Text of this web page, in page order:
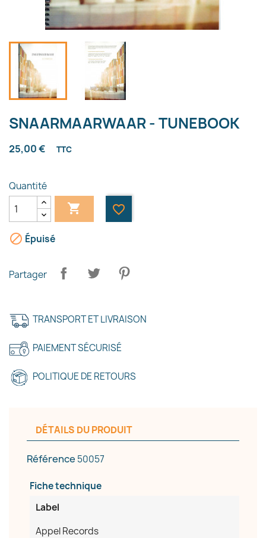
SNAARMAARWAAR - TUNEBOOK
25,00 € TTC
Quantité
 favorite_border
 Épuisé
Partager
TRANSPORT ET LIVRAISON
PAIEMENT SÉCURISÉ
POLITIQUE DE RETOURS
DÉTAILS DU PRODUIT
Référence 50057
Fiche technique
Label
Appel Records
Créer une liste d'envies